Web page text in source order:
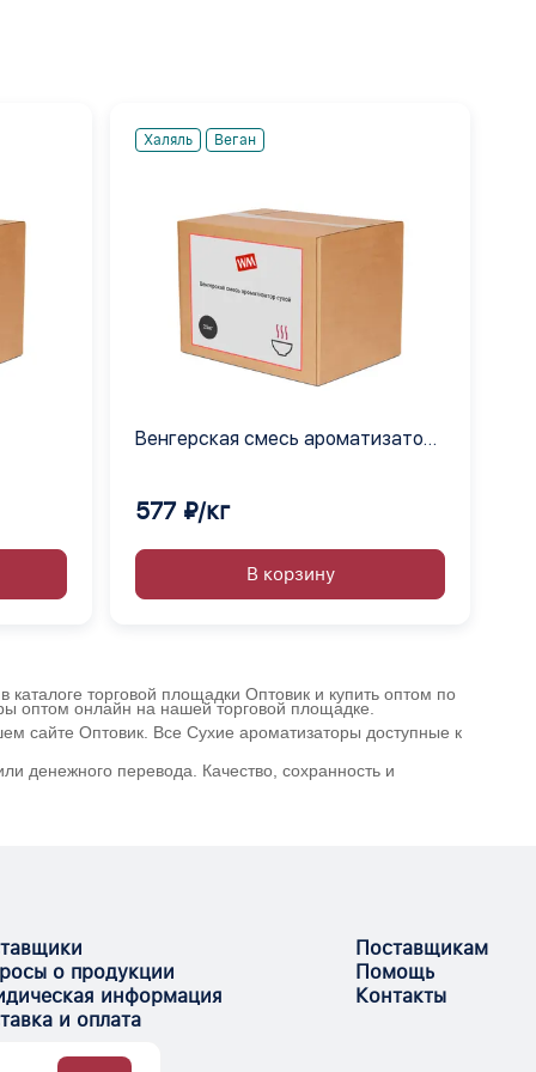
Халяль Веган
Венгерская смесь ароматизатор
577 ₽/кг
В корзину
торговой площадки Оптовик и купить оптом по
оптом онлайн на нашей торговой площадке.
сайте Оптовик. Все Сухие ароматизаторы доступные к
денежного перевода. Качество, сохранность и
о продукции
информация
и оплата
Поставщикам
Помощь
Контакты